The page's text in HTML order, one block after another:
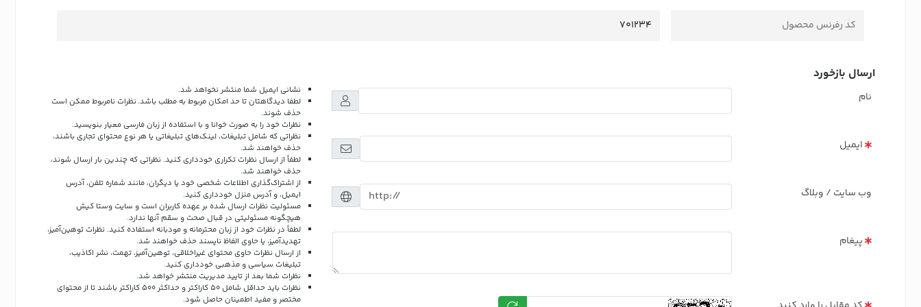
کد رفرنس محصول 701234
ارسال بازخورد
نام
ایمیل
وب سایت / وبلاگ
پیغام
نشانی ایمیل شما منتشر نخواهد شد.
لطفا دیدگاهتان تا حد امکان مربوط به مطلب باشد. نظرات نامربوط ممکن است
حذف شوند.
نظرات خود را به صورت خوانا و با استفاده از زبان فارسی معیار بنویسید.
نظراتی که شامل تبلیغات، لینک‌های تبلیغاتی یا هر نوع محتوای تجاری باشند،
حذف خواهند شد.
لطفاً از ارسال نظرات تکراری خودداری کنید. نظراتی که چندین بار ارسال شوند،
حذف خواهند شد.
از اشتراک‌گذاری اطلاعات شخصی خود یا دیگران، مانند شماره تلفن، آدرس
ایمیل، و آدرس منزل خودداری کنید.
مسئولیت نظرات ارسال شده بر عهده کاربران است و سایت وستا کیش
هیچگونه مسئولیتی در قبال صحت و سقم آنها ندارد.
لطفاً در نظرات خود از زبان محترمانه و مودبانه استفاده کنید. نظرات توهین‌آمیز،
تهدیدآمیز، یا حاوی الفاظ ناپسند حذف خواهند شد.
از ارسال نظرات حاوی محتوای غیراخلاقی، توهین‌آمیز، تهمت، نشر اکاذیب،
تبلیغات سیاسی و مذهبی خودداری کنید.
نظرات شما بعد از تایید مدیریت منتشر خواهد شد.
نظرات باید حداقل شامل 50 کاراکتر و حداکثر 500 کاراکتر باشند تا از محتوای
مختصر و مفید اطمینان حاصل شود.